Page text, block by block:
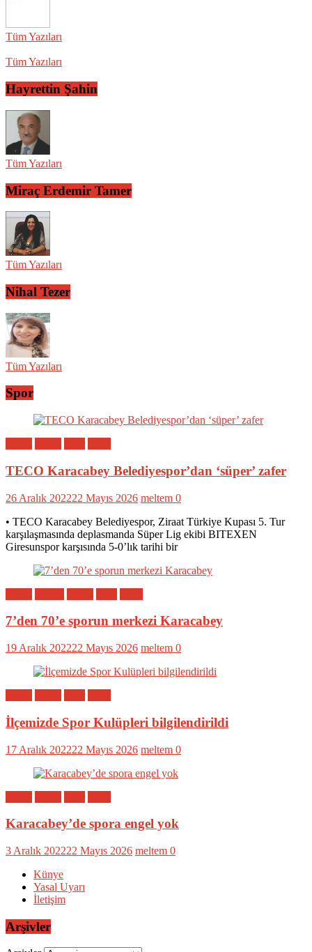
Tüm Yazıları
Tüm Yazıları
Hayrettin Şahin
Tüm Yazıları
Miraç Erdemir Tamer
Tüm Yazıları
Nihal Tezer
Tüm Yazıları
Spor
TECO Karacabey Belediyespor’dan ‘süper’ zafer
26 Aralık 202222 Mayıs 2026 meltem 0
• TECO Karacabey Belediyespor, Ziraat Türkiye Kupası 5. Tur
karşılaşmasında deplasmanda Süper Lig ekibi BITEXEN
Giresunspor karşısında 5-0’lık tarihi bir
7’den 70’e sporun merkezi Karacabey
19 Aralık 202222 Mayıs 2026 meltem 0
İlçemizde Spor Kulüpleri bilgilendirildi
17 Aralık 202222 Mayıs 2026 meltem 0
Karacabey’de spora engel yok
3 Aralık 202222 Mayıs 2026 meltem 0
Künye
Yasal Uyarı
İletişim
Arşivler